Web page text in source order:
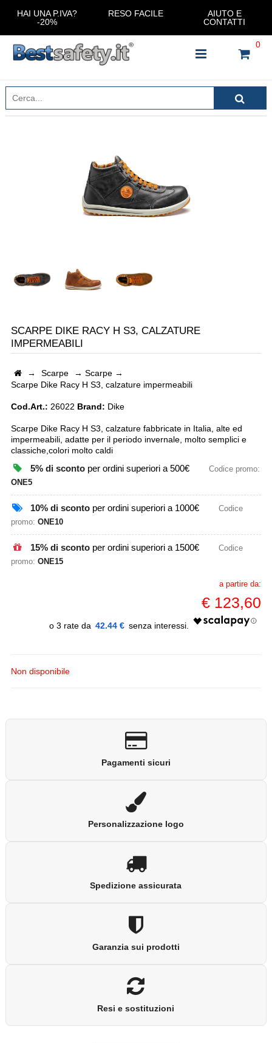
HAI UNA P.IVA?
-20%
RESO FACILE
AIUTO E
CONTATTI
0
INSERISCI IL NOME DEL PRODOTTO CHE STAI
CERCANDO
SCARPE DIKE RACY H S3, CALZATURE
IMPERMEABILI
→ Scarpe → Scarpe→
Scarpe Dike Racy H S3, calzature impermeabili
Cod.Art.: 26022 Brand: Dike
Scarpe Dike Racy H S3, calzature fabbricate in Italia, alte ed
impermeabili, adatte per il periodo invernale, molto semplici e
classiche,colori molto caldi
5% di scontoper ordini superiori a 500€
Codice promo:
ONE5
10% di scontoper ordini superiori a 1000€
Codice
promo: ONE10
15% di scontoper ordini superiori a 1500€
Codice
promo: ONE15
a partire da:
€ 123,60
42.44 €
Non disponibile
Pagamenti sicuri
Personalizzazione logo
Spedizione assicurata
Garanzia sui prodotti
Resi e sostituzioni